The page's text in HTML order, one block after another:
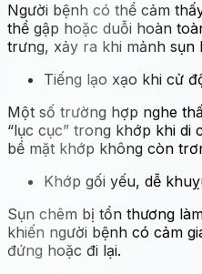
Người bệnh có thể cảm
thể gập hoặc duỗi hoàn
trưng, xảy ra khi mảnh
Tiếng lạo xạo khi cử
Một số trường hợp nghe
“lục cục” trong khớp khi
bề mặt khớp không còn
Khớp gối yếu, dễ
Sụn chêm bị tổn thương
khiến người bệnh có cảm
đứng hoặc đi lại.